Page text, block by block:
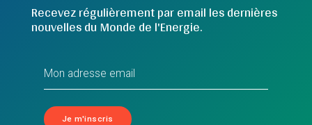
Recevez régulièrement par email les dernières
nouvelles du Monde de l'Energie.